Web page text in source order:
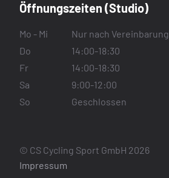
Öffnungszeiten (Studio)
Mo - Mi
Nur nach Vereinbarung
Do
14:00-18:30
Fr
14:00-18:30
Sa
9:00-12:00
So
Geschlossen
© CS Cycling Sport GmbH 2026
Impressum